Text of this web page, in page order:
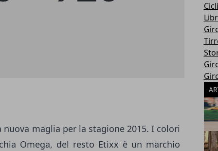
maglia per la stagione 2015. I colori
Omega, del resto Etixx è un marchio